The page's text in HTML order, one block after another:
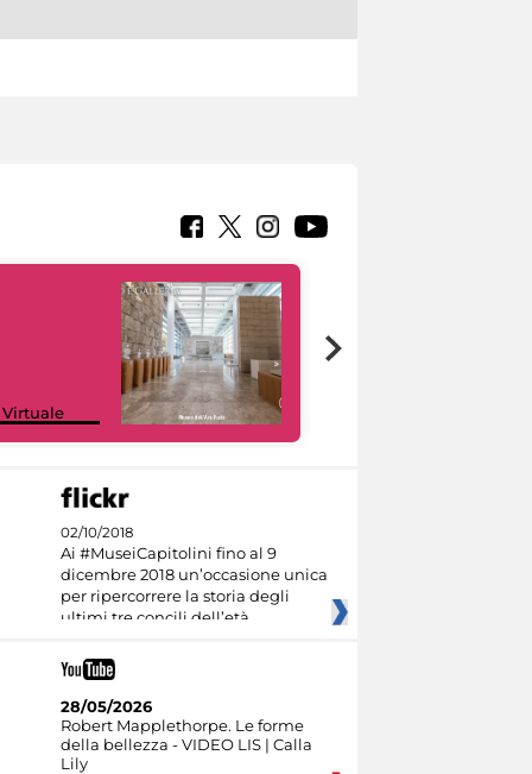
Virtuale
02/10/2018
Ai #MuseiCapitolini fino al 9
dicembre 2018 un’occasione unica
per ripercorrere la storia degli
ultimi tre concili dell’età
28/05/2026
Robert Mapplethorpe. Le forme
della bellezza - VIDEO LIS | Calla
Lily